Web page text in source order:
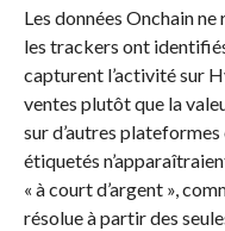
Les données Onchain
les trackers ont
capturent l’activité sur
ventes plutôt que la
sur d’autres
étiquetés
« à court d’argent »,
résolue à partir des